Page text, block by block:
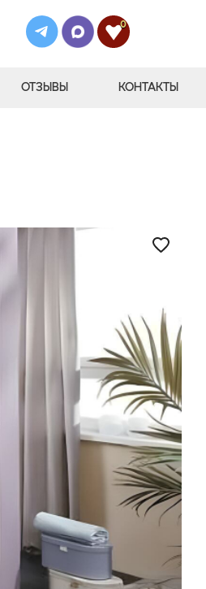
0
ОТЗЫВЫ КОНТАКТЫ